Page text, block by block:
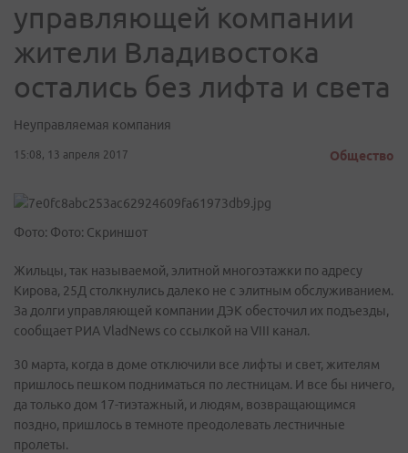
управляющей компании
жители Владивостока
остались без лифта и света
Неуправляемая компания
15:08, 13 апреля 2017 Общество
Фото: Фото: Скриншот
Жильцы, так называемой, элитной многоэтажки по адресу
Кирова, 25Д столкнулись далеко не с элитным обслуживанием.
За долги управляющей компании ДЭК обесточил их подъезды,
сообщает РИА VladNews со ссылкой на VIII канал.
30 марта, когда в доме отключили все лифты и свет, жителям
пришлось пешком подниматься по лестницам. И все бы ничего,
да только дом 17-тиэтажный, и людям, возвращающимся
поздно, пришлось в темноте преодолевать лестничные
пролеты.